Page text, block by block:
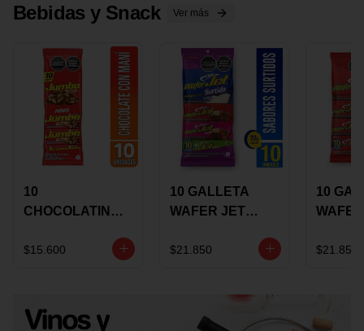
Bebidas y Snack Ver más
10
CHOCOLATINA
17 GRS
$15.600
10 GALLETA
WAFER JET
GRS
$21.850
10
GRS
$21.850